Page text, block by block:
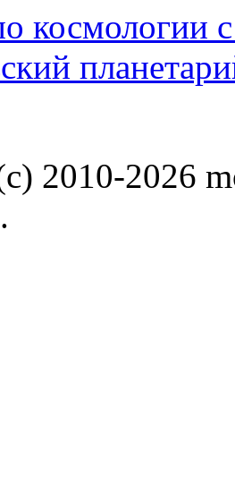
космологии
2010-2026